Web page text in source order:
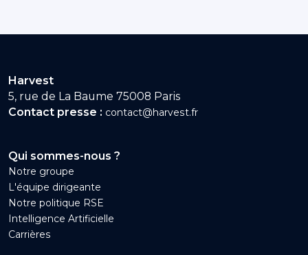
Harvest
5, rue de La Baume 75008 Paris
Contact presse : contact@harvest.fr
Qui sommes-nous ?
Notre groupe
L'équipe dirigeante
Notre politique RSE
Intelligence Artificielle
Carrières